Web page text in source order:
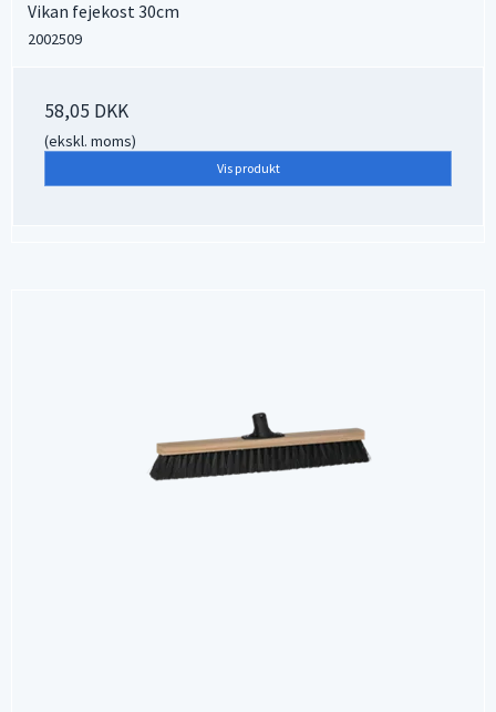
Vikan fejekost 30cm
2002509
58,05 DKK
(ekskl. moms)
Vis produkt